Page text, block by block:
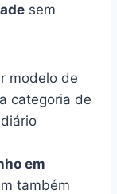
sem
modelo de
categoria de
em
também